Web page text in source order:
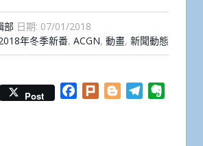
部 日期: 07/01/2018
年冬季新番, ACGN, 動畫, 新聞動態
Post Facebook
Plurk BloggerTelegram